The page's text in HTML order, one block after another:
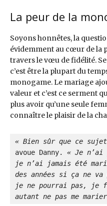
La peur de la
Soyons honnêtes, la
évidemment au cœur de la
travers le vœu de fidélité.
c’est être la plupart du
monogame. Le mariage
valeur et c’est ce serment
plus avoir qu’une seule
connaître le plaisir de la
« Bien sûr que ce
avoue Danny. « Je
je n’ai jamais été
des années si ça ne
je ne pourrai pas,
autant ne pas me